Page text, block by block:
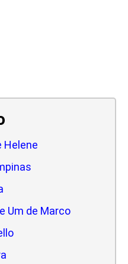
Helene
Um de Marco